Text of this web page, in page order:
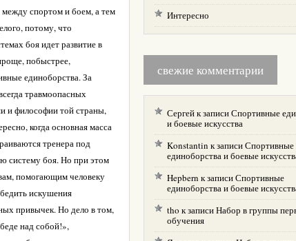
спортом и боем, а тем
потому, что
боя идет развитие в
побыстрее,
единоборства. За
травмоопасных
и философии той страны,
когда основная масса
тренера под
систему боя. Но при этом
помогающим человеку
искушения
привычек. Но дело в том,
над собой!»,
Интересно
свежие комментарии
Сергейк записиСпортивные
и боевые искусства
Konstantin к записиСпортивные
единоборства и боевые
Hepbern к записиСпортивные
единоборства и боевые
tho к записиНабор в группы
обучения